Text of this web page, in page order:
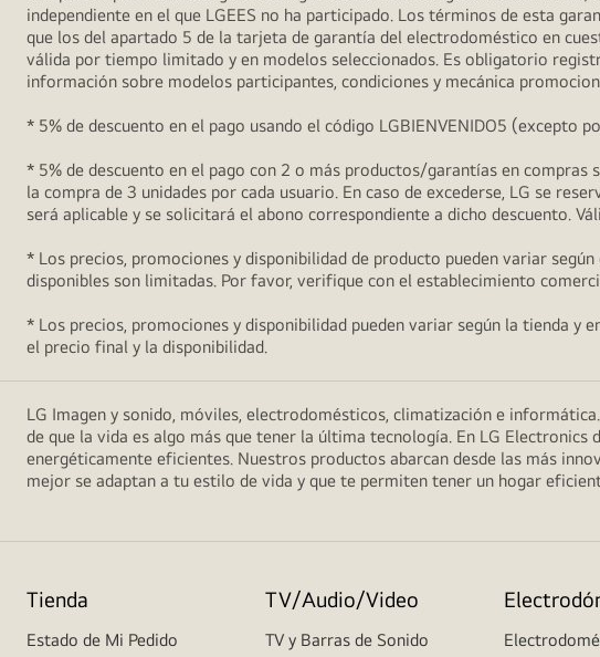
independiente en el que LGEES no ha participado. Los términos de esta
que los del apartado 5 de la tarjeta de garantía del electrodoméstico en
válida por tiempo limitado y en modelos seleccionados. Es obligatorio
información sobre modelos participantes, condiciones y mecánica
* 5% de descuento en el pago usando el código LGBIENVENIDO5
* 5% de descuento en el pago con 2 o más productos/garantías en
la compra de 3 unidades por cada usuario. En caso de excederse, LG se
será aplicable y se solicitará el abono correspondiente a dicho descuento.
* Los precios, promociones y disponibilidad de producto pueden variar
disponibles son limitadas. Por favor, verifique con el establecimiento
* Los precios, promociones y disponibilidad pueden variar según la tienda y
el precio final y la disponibilidad.
LG Imagen y sonido, móviles, electrodomésticos, climatización e
de que la vida es algo más que tener la última tecnología. En LG
energéticamente eficientes. Nuestros productos abarcan desde las más
mejor se adaptan a tu estilo de vida y que te permiten tener un hogar
Tienda
Estado de Mi Pedido
TV/Audio/Video
TV y Barras de Sonido